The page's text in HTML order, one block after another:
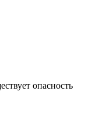
опасность